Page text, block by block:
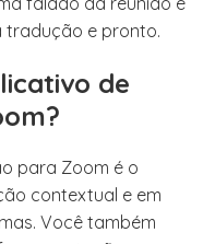
tradução e pronto.
de
para Zoom é o
contextual e em
Você também